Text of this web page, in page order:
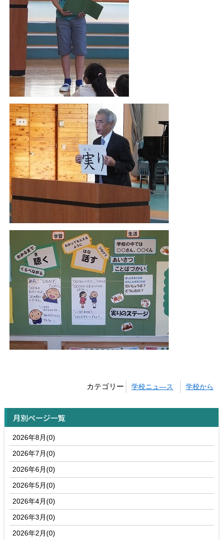
カテゴリー 学校ニュ―ス 学校から
月別ページ一覧
2026年8月(0)
2026年7月(0)
2026年6月(0)
2026年5月(0)
2026年4月(0)
2026年3月(0)
2026年2月(0)